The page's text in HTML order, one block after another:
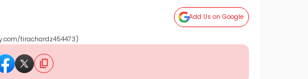
Add Us on Google
tirachardz454473)